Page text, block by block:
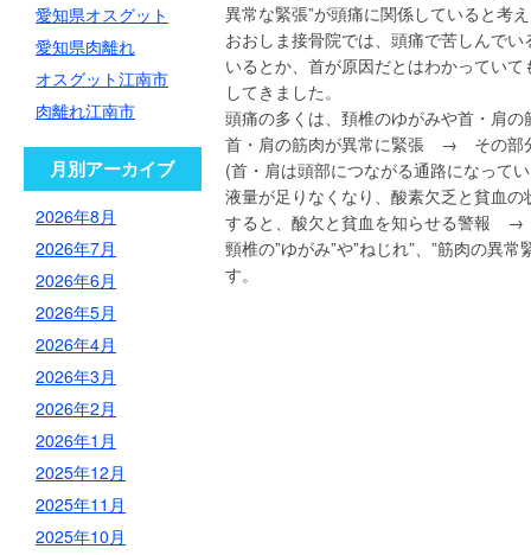
異常な緊張”が頭痛に関係していると考
おおしま接骨院では、頭痛で苦しんで
いるとか、首が原因だとはわかってい
してきました。
頭痛の多くは、頚椎のゆがみや首・肩
首・肩の筋肉が異常に緊張 → その部
(首・肩は頭部につながる通路になって
液量が足りなくなり、酸素欠乏と貧血
すると、酸欠と貧血を知らせる警報
頸椎の”ゆがみ”や”ねじれ”、”筋肉の異
す。
愛知県オスグット
愛知県肉離れ
オスグット江南市
肉離れ江南市
月別アーカイブ
2026年8月
2026年7月
2026年6月
2026年5月
2026年4月
2026年3月
2026年2月
2026年1月
2025年12月
2025年11月
2025年10月